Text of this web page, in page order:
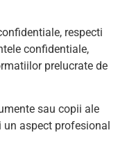
respecti
confidentiale,
prelucrate de
sau copii ale
aspect profesional